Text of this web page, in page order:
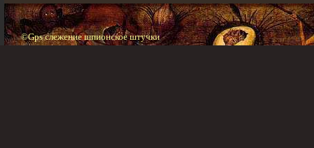
©Gps слежение шпионское штучки